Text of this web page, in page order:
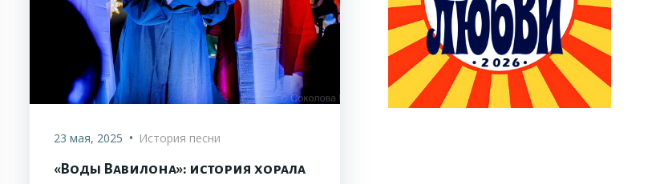
23 мая, 2025 • История песни
«Воды Вавилона»: история хорала